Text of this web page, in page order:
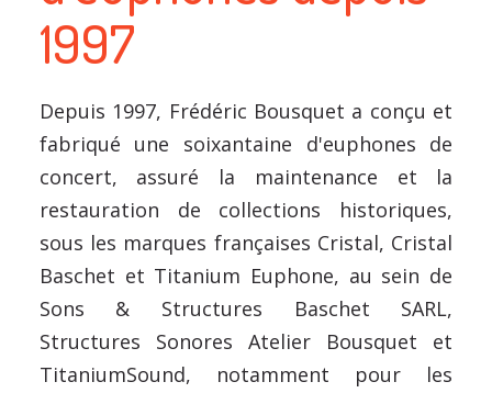
1997
Depuis 1997, Frédéric Bousquet a conçu et
fabriqué une soixantaine d'euphones de
concert, assuré la maintenance et la
restauration de collections historiques,
sous les marques françaises Cristal, Cristal
Baschet et Titanium Euphone, au sein de
Sons & Structures Baschet SARL,
Structures Sonores Atelier Bousquet et
TitaniumSound, notamment pour les